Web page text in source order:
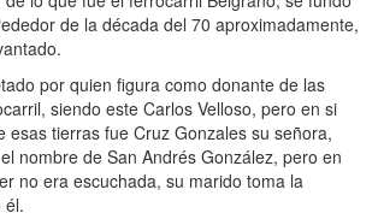
de la década del 70 aproximadamente,
por quien figura como donante de las
siendo este Carlos Velloso, pero en si
esas tierras fue Cruz Gonzales su señora,
nombre de San Andrés González, pero en
no era escuchada, su marido toma la
él.